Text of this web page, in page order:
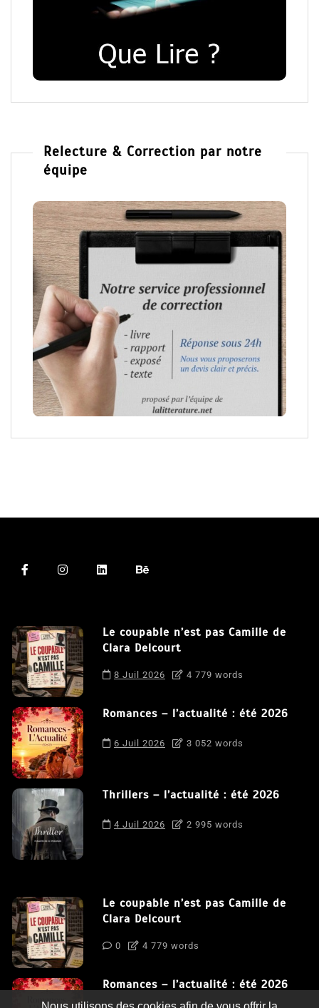
Relecture & Correction par notre
équipe
Le coupable n’est pas Camille de
Clara Delcourt
8 Juil 2026 4 779 words
Romances – l’actualité : été 2026
6 Juil 2026 3 052 words
Thrillers – l’actualité : été 2026
4 Juil 2026 2 995 words
Le coupable n’est pas Camille de
Clara Delcourt
0 4 779 words
Romances – l’actualité : été 2026